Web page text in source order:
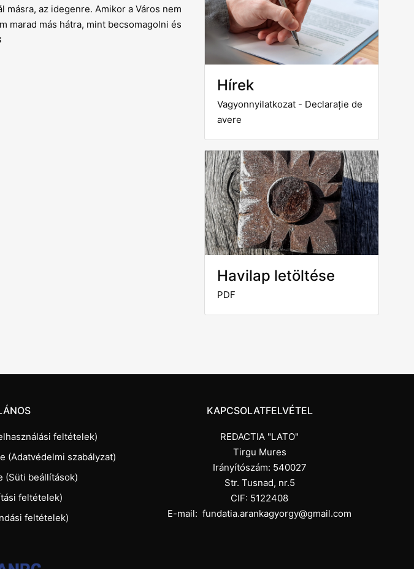
az idegenre. Amikor a Város nem
marad más hátra, mint becsomagolni és
Hírek
Vagyonnyilatkozat - Declarație de
avere
Havilap letöltése
PDF
feltételek)
(Adatvédelmi szabályzat)
(Süti beállítások)
feltételek)
feltételek)
KAPCSOLATFELVÉTEL
REDACTIA "LATO"
Tirgu Mures
Irányítószám: 540027
Str. Tusnad, nr.5
CIF: 5122408
E-mail: fundatia.arankagyorgy@gmail.com